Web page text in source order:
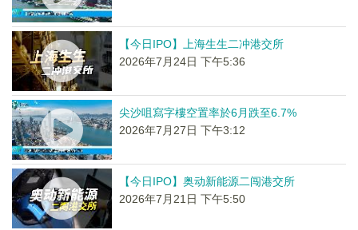
【今日IPO】上海生生二冲港交所
2026年7月24日 下午5:36
尖沙咀寫字樓空置率於6月跌至6.7%
2026年7月27日 下午3:12
【今日IPO】奥动新能源二闯港交所
2026年7月21日 下午5:50